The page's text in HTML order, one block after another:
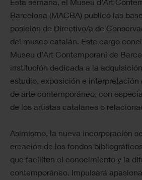
Barcelona (MACBA) publicó las
posición de Directivo/a de
del museo catalán. Este cargo
Museu d’Art Contemporani de
institución dedicada a la
estudio, exposición e interpretación
de arte contemporáneo, con
de los artistas catalanes o
Asimismo, la nueva incorporación
creación de los fondos
que faciliten el conocimiento y la
contemporáneo. Impulsará